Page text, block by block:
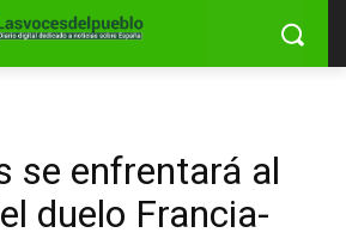
se enfrentará al
duelo Francia-